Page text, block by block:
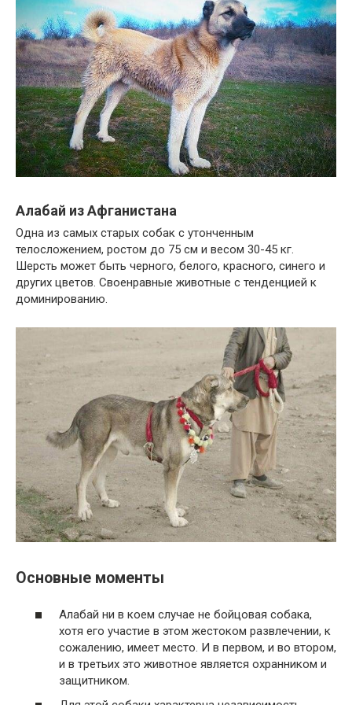
Алабай из Афганистана
Одна из самых старых собак с утонченным
телосложением, ростом до 75 см и весом 30-45 кг.
Шерсть может быть черного, белого, красного, синего и
других цветов. Своенравные животные с тенденцией к
доминированию.
Основные моменты
Алабай ни в коем случае не бойцовая собака,
хотя его участие в этом жестоком развлечении, к
сожалению, имеет место. И в первом, и во втором,
и в третьих это животное является охранником и
защитником.